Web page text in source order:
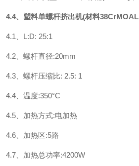
4.4、塑料单螺杆挤出机(材料
4.1、L:D: 25:1
4.2、螺杆直径:20mm
4.3、螺杆压缩比: 2.5: 1
4.4、温度:350°C
4.5、加热方式:电加热
4.6、加热区:5路
4.7、加热总功率:4200W